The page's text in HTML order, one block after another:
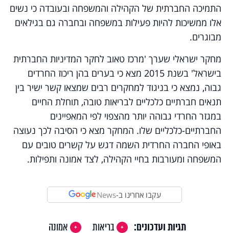
התמיכה החברתית של הקהילה והמשפחה ובעובדה כי נשים
אלו ממשיכות להיות פעילות במשפחה ובחברה גם בגילאים
מבוגרים.
מחקר ישראלי שערך 'מרכז טאוב לחקר המדיניות החברתית
בישראל' בשנת 2015 מצא כי בערים בהן ריכוז החרדים
גבוה, נמצא כי בניגוד למחקרים רבים שמצאו קשר ישיר בין
תנאים חברתיים כלכליים לבריאות טובה, תוחלת החיים
במגזר החרדי גבוהה יותר מהצפוי לפי המאפיינים
החברתיים-כלכליים שלו. המחקר מצא כי הסיבה לכך נעוצה
באופי החברה החרדית השמה דגש על קשרים טובים עם
המשפחה ומעורבות בחיי הקהילה, לצד אמונה ותפילות.
עקבו אחרינו ב-News
תגיות ועדכונים: בריאות
אמונה